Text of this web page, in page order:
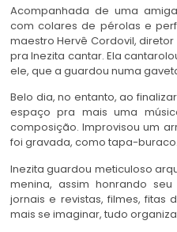
Acompanhada de uma
com colares de pérolas e
maestro Hervê Cordovil,
pra Inezita cantar. Ela
ele, que a guardou numa
Belo dia, no entanto, ao
espaço pra mais uma
composição. Improvisou um
foi gravada, como tapa-
Inezita guardou meticuloso
menina, assim honrando
jornais e revistas, filmes, fitas
mais se imaginar, tudo